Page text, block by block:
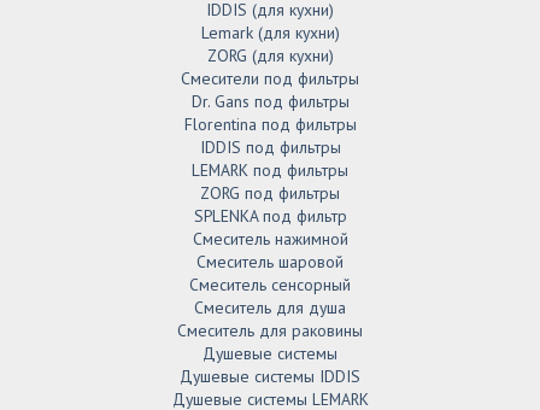
IDDIS (для кухни)
Lemark (для кухни)
ZORG (для кухни)
Смесители под фильтры
Dr. Gans под фильтры
Florentina под фильтры
IDDIS под фильтры
LEMARK под фильтры
ZORG под фильтры
SPLENKA под фильтр
Смеситель нажимной
Смеситель шаровой
Смеситель сенсорный
Смеситель для душа
Смеситель для раковины
Душевые системы
Душевые системы IDDIS
Душевые системы LEMARK